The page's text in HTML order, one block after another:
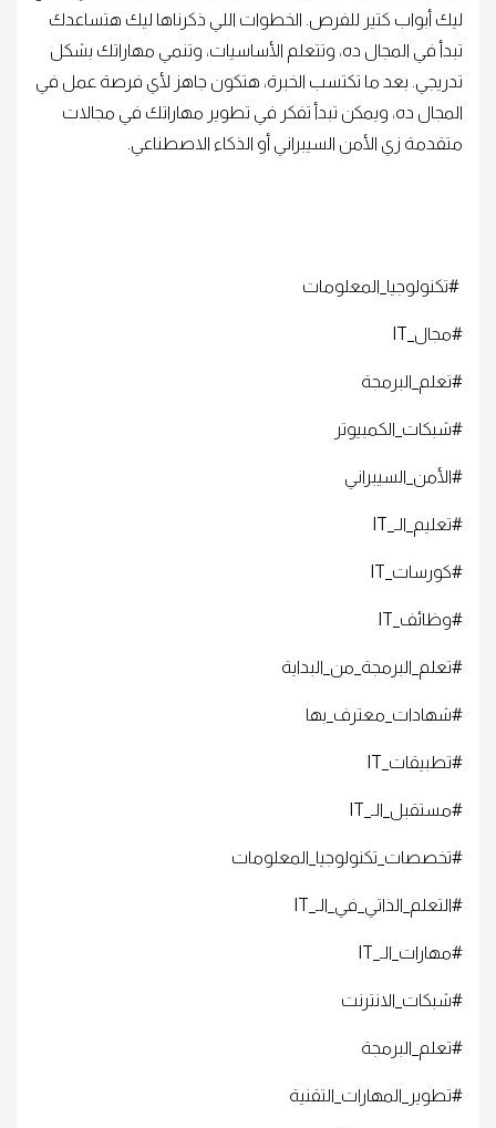
ليك أبواب كتير للفرص. الخطوات اللي ذكرناها ليك هتساعدك
تبدأ في المجال ده، وتتعلم الأساسيات، وتنمي مهاراتك بشكل
تدريجي. بعد ما تكتسب الخبرة، هتكون جاهز لأي فرصة عمل في
المجال ده، ويمكن تبدأ تفكر في تطوير مهاراتك في مجالات
متقدمة زي الأمن السيبراني أو الذكاء الاصطناعي.
#تكنولوجيا_المعلومات
#مجال_IT
#تعلم_البرمجة
#شبكات_الكمبيوتر
#الأمن_السيبراني
#تعليم_الـ_IT
#كورسات_IT
#وظائف_IT
#تعلم_البرمجة_من_البداية
#شهادات_معترف_بها
#تطبيقات_IT
#مستقبل_الـ_IT
#تخصصات_تكنولوجيا_المعلومات
#التعلم_الذاتي_في_الـ_IT
#مهارات_الـ_IT
#شبكات_الانترنت
#تعلم_البرمجة
#تطوير_المهارات_التقنية